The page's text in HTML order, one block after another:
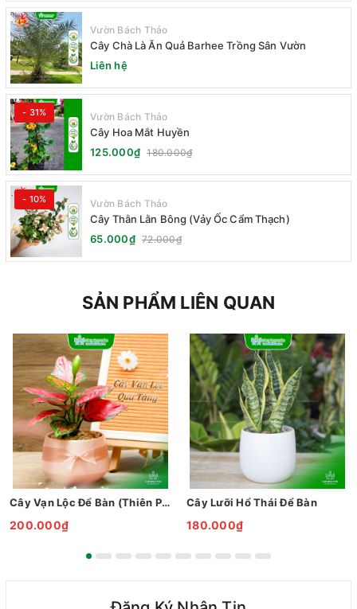
Vườn Bách Thảo
Cây Chà Là Ăn Quả Barhee Trồng Sân Vườn
Liên hệ
- 31% Vườn Bách Thảo
Cây Hoa Mắt Huyền
125.000₫ 180.000₫
- 10% Vườn Bách Thảo
Cây Thằn Lằn Bông (Vảy Ốc Cẩm Thạch)
65.000₫ 72.000₫
SẢN PHẨM LIÊN QUAN
Cây Vạn Lộc Để Bàn (Thiên Phú)
200.000₫
Cây Lưỡi Hổ Thái Để Bàn
180.000₫